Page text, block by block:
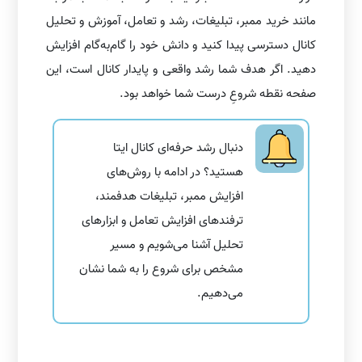
مانند خرید ممبر، تبلیغات، رشد و تعامل، آموزش و تحلیل
کانال دسترسی پیدا کنید و دانش خود را گام‌به‌گام افزایش
دهید. اگر هدف شما رشد واقعی و پایدار کانال است، این
صفحه نقطه شروعِ درست شما خواهد بود.
دنبال رشد حرفه‌ای کانال ایتا
هستید؟ در ادامه با روش‌های
افزایش ممبر، تبلیغات هدفمند،
ترفندهای افزایش تعامل و ابزارهای
تحلیل آشنا می‌شویم و مسیر
مشخص برای شروع را به شما نشان
می‌دهیم.